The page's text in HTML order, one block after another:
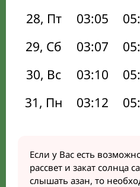
28, Пт
03:05
29, Сб
03:07
30, Вс
03:10
31, Пн
03:12
Если у Вас есть
рассвет и закат солнца
слышать азан, то